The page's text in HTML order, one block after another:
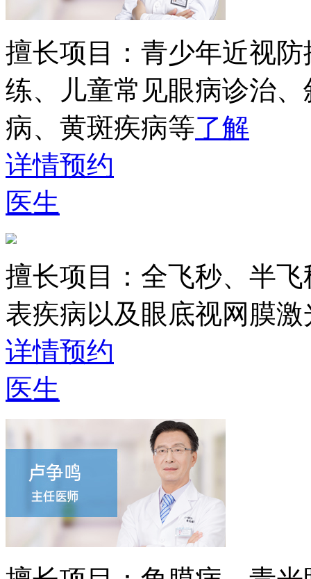
擅长项目： 青少年近视
练、儿童常见眼病诊治
病、黄斑疾病等了解
详情预约
医生
擅长项目： 全飞秒、半
表疾病以及眼底视网膜激
详情预约
医生